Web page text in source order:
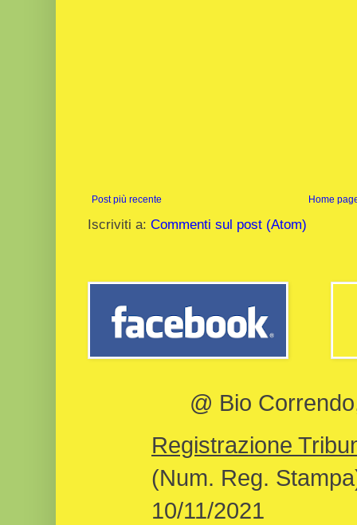
Post più recente Home
Iscriviti a: Commenti sul post (Atom)
@ Bio
Registrazione
(Num. Reg.
10/11/2021